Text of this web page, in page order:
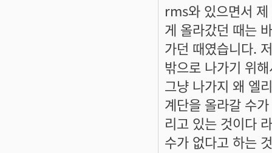
rms와 있으면서
게 올라갔던 때는
가던 때였습니다.
밖으로 나가기 위
그냥 나가지 왜 엘
계단을 올라갈 수
리고 있는 것이다
수가 없다고 하는